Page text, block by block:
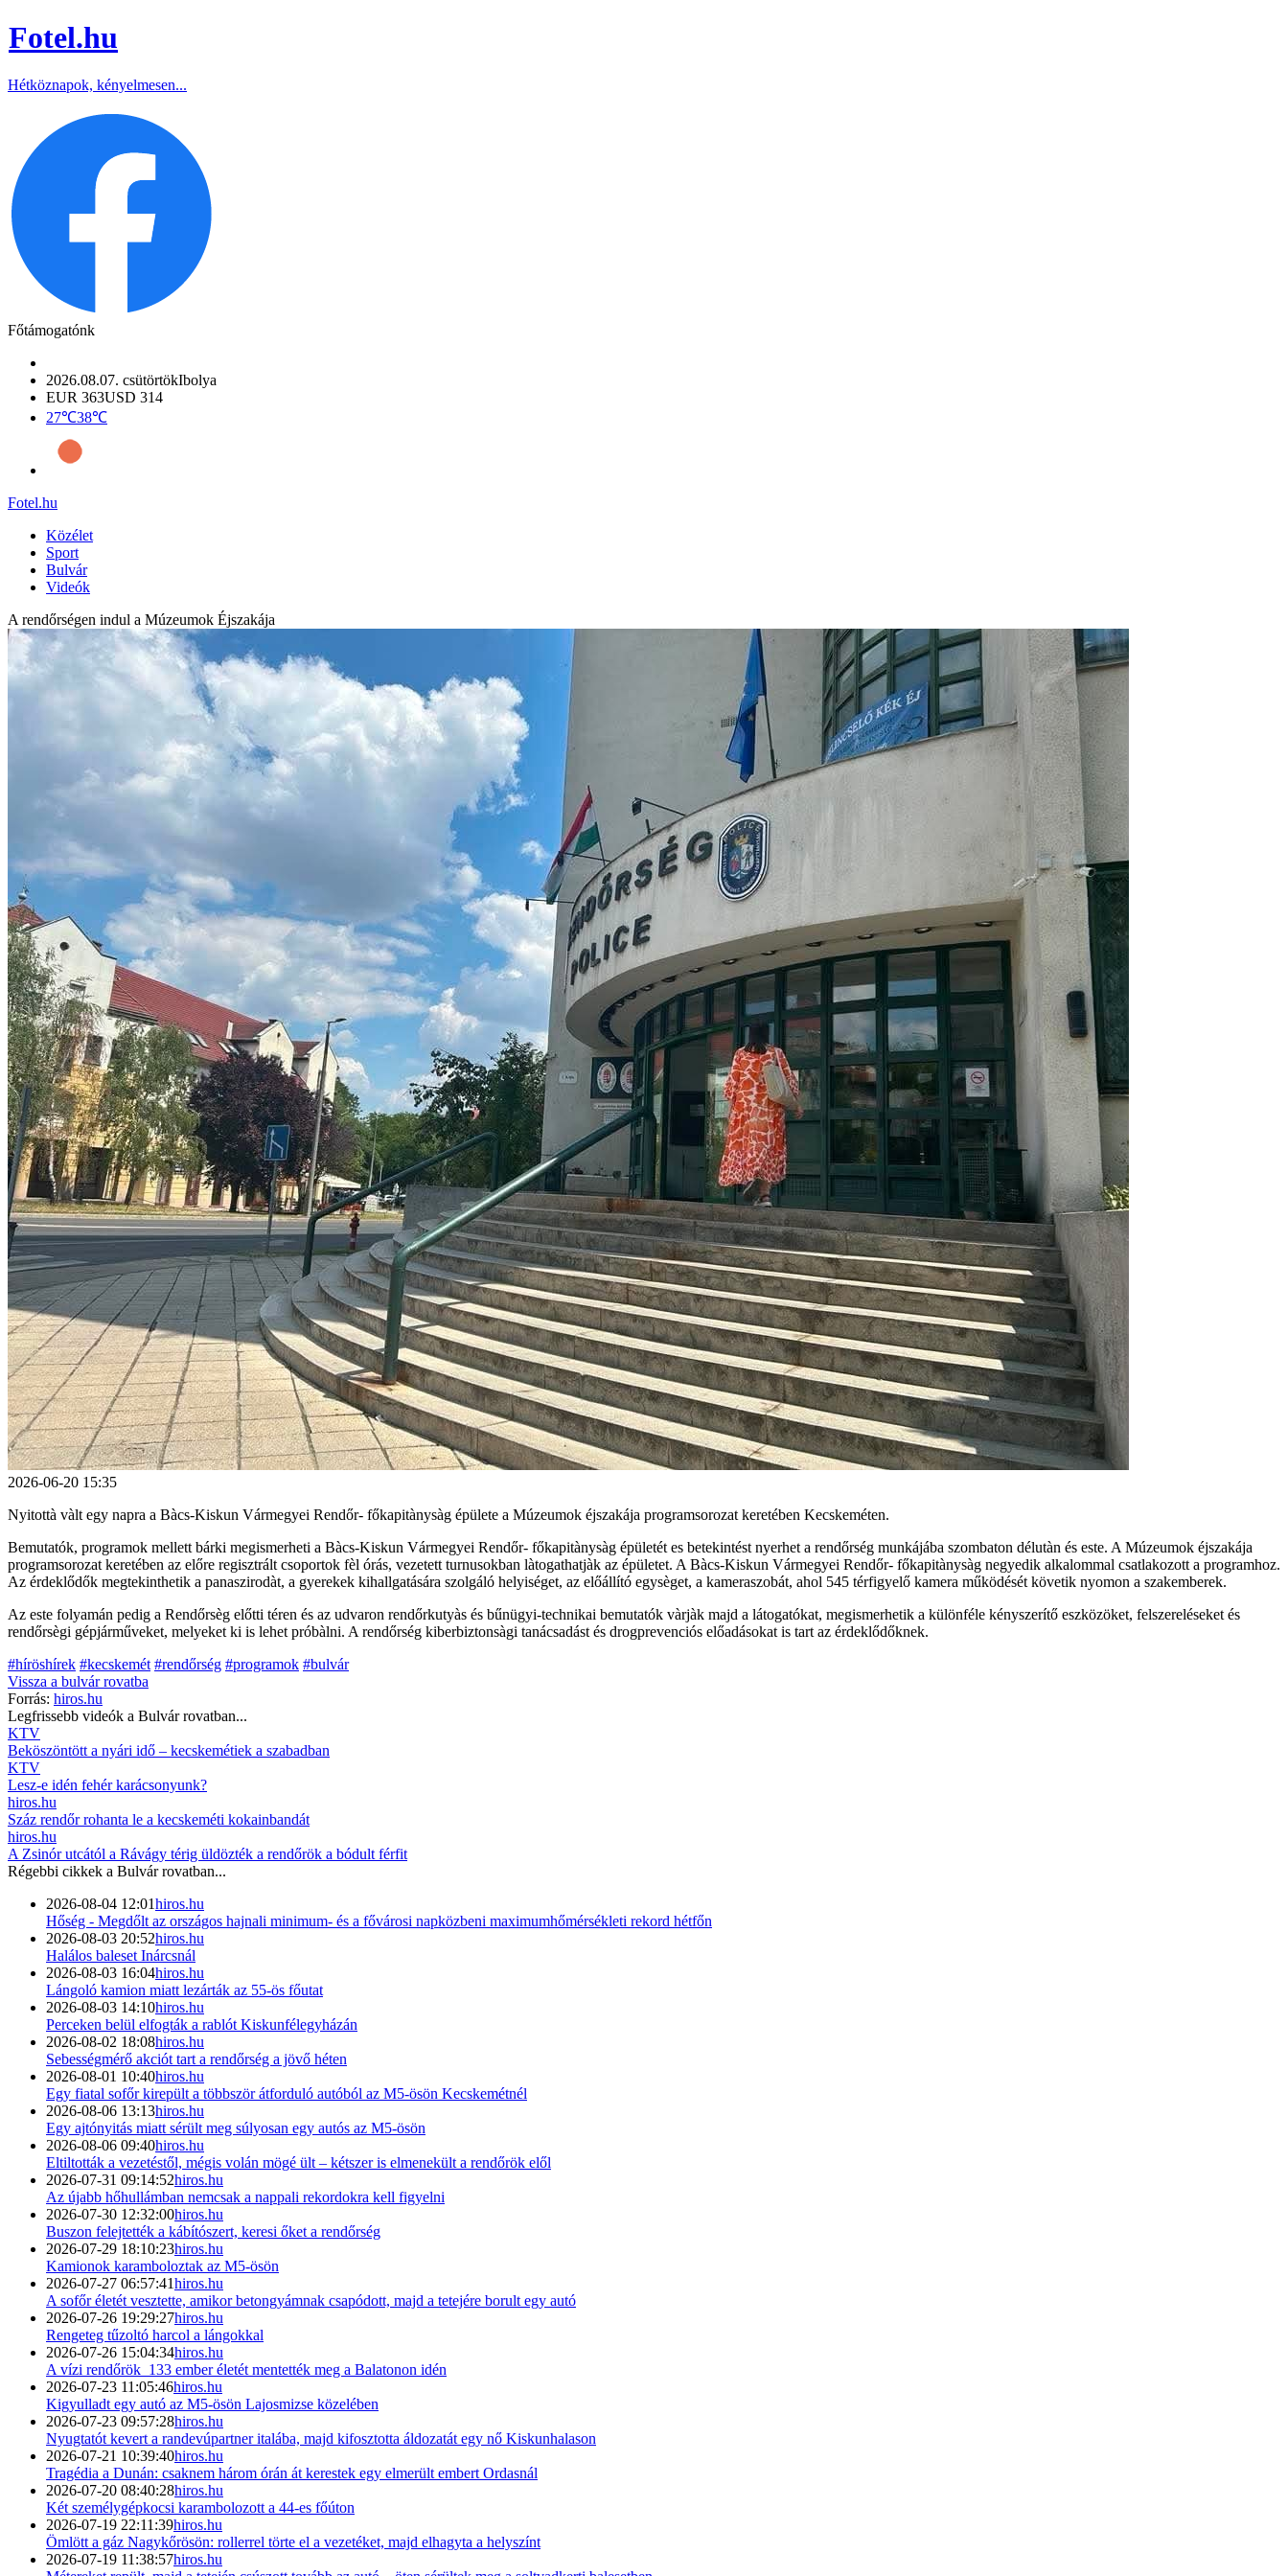
Fotel.hu
Hétköznapok, kényelmesen...
Főtámogatónk
2026.08.07. csütörtökIbolya
EUR 363USD 314
27℃38℃
Fotel.hu
Közélet
Sport
Bulvár
Videók
A rendőrségen indul a Múzeumok Éjszakája
2026-06-20 15:35
Nyitottà vàlt egy napra a Bàcs-Kiskun Vármegyei Rendőr- főkapitànysàg épülete a Múzeumok éjszakája programsorozat keretében Kecskeméten.
Bemutatók, programok mellett bárki megismerheti a Bàcs-Kiskun Vármegyei Rendőr- főkapitànysàg épületét es betekintést nyerhet a rendőrség munkájába szombaton délutàn és este. A Múzeumok éjszakája
programsorozat keretében az előre regisztrált csoportok fèl órás, vezetett turnusokban làtogathatjàk az épületet. A Bàcs-Kiskun Vármegyei Rendőr- főkapitànysàg negyedik alkalommal csatlakozott a programhoz.
Az érdeklődők megtekinthetik a panaszirodàt, a gyerekek kihallgatására szolgáló helyiséget, az előállító egysèget, a kameraszobát, ahol 545 térfigyelő kamera működését követik nyomon a szakemberek.
Az este folyamán pedig a Rendőrsèg előtti téren és az udvaron rendőrkutyàs és bűnügyi-technikai bemutatók vàrjàk majd a látogatókat, megismerhetik a különféle kényszerítő eszközöket, felszereléseket és
rendőrsègi gépjárműveket, melyeket ki is lehet próbàlni. A rendőrség kiberbiztonsàgi tanácsadást és drogprevenciós előadásokat is tart az érdeklődőknek.
#híröshírek #kecskemét #rendőrség #programok #bulvár
Vissza a bulvárrovatba
Forrás: hiros.hu
Legfrissebb videók a Bulvárrovatban...
KTV
Beköszöntött a nyári idő – kecskemétiek a szabadban
KTV
Lesz-e idén fehér karácsonyunk?
hiros.hu
Száz rendőr rohanta le a kecskeméti kokainbandát
hiros.hu
A Zsinór utcától a Rávágy térig üldözték a rendőrök a bódult férfit
Régebbi cikkek a Bulvárrovatban...
2026-08-04 12:01hiros.hu
Hőség - Megdőlt az országos hajnali minimum- és a fővárosi napközbeni maximumhőmérsékleti rekord hétfőn
2026-08-03 20:52hiros.hu
Halálos baleset Inárcsnál
2026-08-03 16:04hiros.hu
Lángoló kamion miatt lezárták az 55-ös főutat
2026-08-03 14:10hiros.hu
Perceken belül elfogták a rablót Kiskunfélegyházán
2026-08-02 18:08hiros.hu
Sebességmérő akciót tart a rendőrség a jövő héten
2026-08-01 10:40hiros.hu
Egy fiatal sofőr kirepült a többször átforduló autóból az M5-ösön Kecskemétnél
2026-08-06 13:13hiros.hu
Egy ajtónyitás miatt sérült meg súlyosan egy autós az M5-ösön
2026-08-06 09:40hiros.hu
Eltiltották a vezetéstől, mégis volán mögé ült – kétszer is elmenekült a rendőrök elől
2026-07-31 09:14:52hiros.hu
Az újabb hőhullámban nemcsak a nappali rekordokra kell figyelni
2026-07-30 12:32:00hiros.hu
Buszon felejtették a kábítószert, keresi őket a rendőrség
2026-07-29 18:10:23hiros.hu
Kamionok karamboloztak az M5-ösön
2026-07-27 06:57:41hiros.hu
A sofőr életét vesztette, amikor betongyámnak csapódott, majd a tetejére borult egy autó
2026-07-26 19:29:27hiros.hu
Rengeteg tűzoltó harcol a lángokkal
2026-07-26 15:04:34hiros.hu
A vízi rendőrök 133 ember életét mentették meg a Balatonon idén
2026-07-23 11:05:46hiros.hu
Kigyulladt egy autó az M5-ösön Lajosmizse közelében
2026-07-23 09:57:28hiros.hu
Nyugtatót kevert a randevúpartner italába, majd kifosztotta áldozatát egy nő Kiskunhalason
2026-07-21 10:39:40hiros.hu
Tragédia a Dunán: csaknem három órán át kerestek egy elmerült embert Ordasnál
2026-07-20 08:40:28hiros.hu
Két személygépkocsi karambolozott a 44-es főúton
2026-07-19 22:11:39hiros.hu
Ömlött a gáz Nagykőrösön: rollerrel törte el a vezetéket, majd elhagyta a helyszínt
2026-07-19 11:38:57hiros.hu